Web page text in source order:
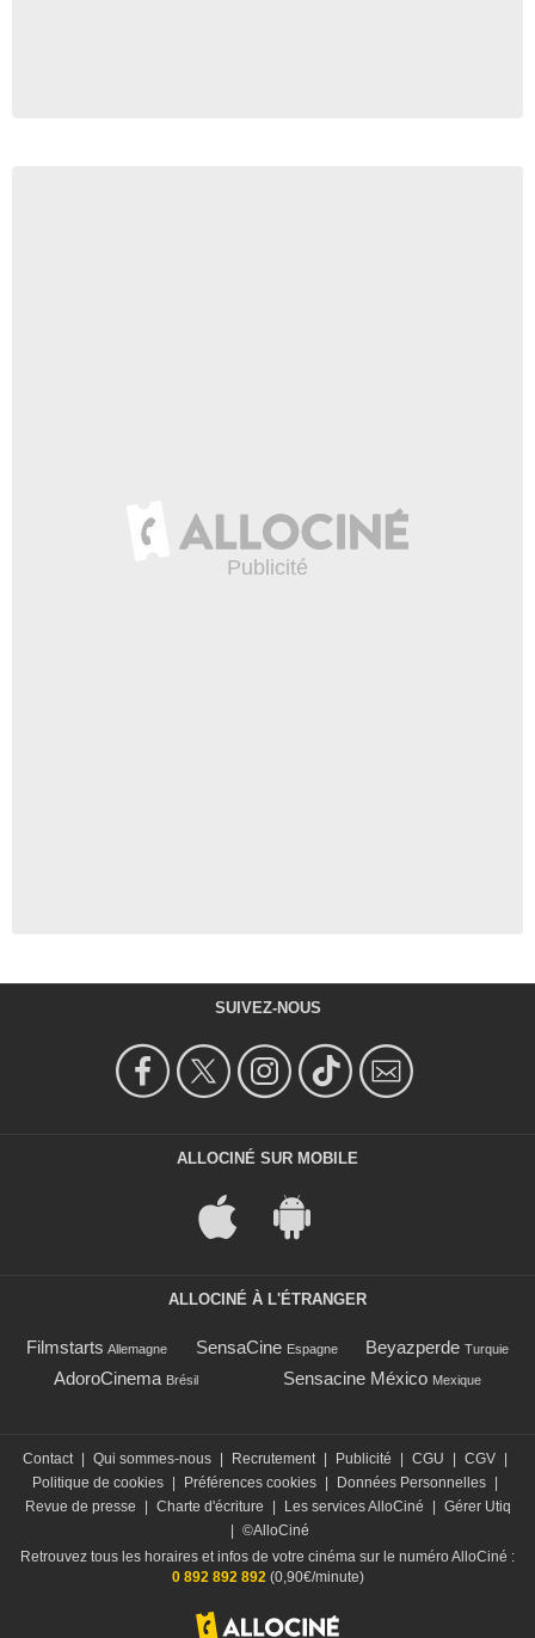
SUIVEZ-NOUS
ALLOCINÉ SUR MOBILE
ALLOCINÉ À L'ÉTRANGER
Filmstarts Allemagne SensaCine Espagne Beyazperde Turquie
AdoroCinema Brésil Sensacine México Mexique
Contact | Qui sommes-nous | Recrutement | Publicité | CGU | CGV |
Politique de cookies | Préférences cookies | Données Personnelles |
Revue de presse
| Charte d'écriture | Les services AlloCiné | Gérer Utiq
| ©AlloCiné
Retrouvez tous les horaires et infos de votre cinéma sur le numéro AlloCiné :
0 892 892 892 (0,90€/minute)